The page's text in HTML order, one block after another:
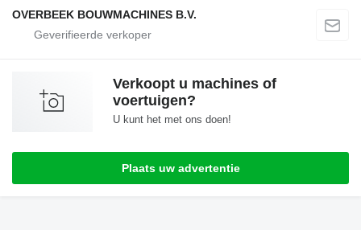
OVERBEEK BOUWMACHINES B.V.
Verkoopt u machines of
voertuigen?
U kunt het met ons doen!
Plaats uw advertentie